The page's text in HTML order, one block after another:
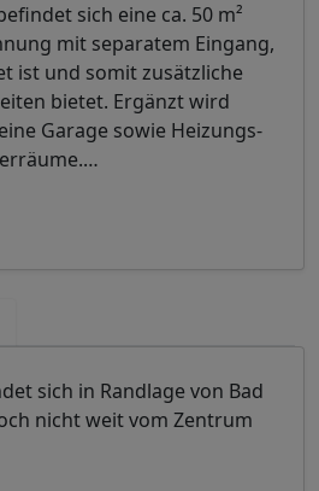
sich eine ca. 50 m²
mit separatem Eingang,
ist und somit zusätzliche
bietet. Ergänzt wird
Garage sowie Heizungs-
…
sich in Randlage von Bad
nicht weit vom Zentrum